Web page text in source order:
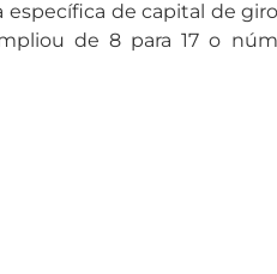
de capital de
de 8 para 17 o